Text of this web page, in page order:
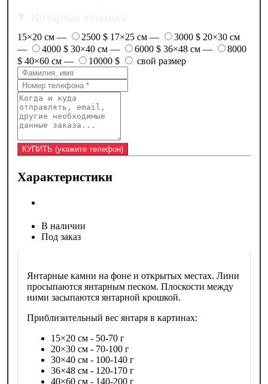
15×20 см — 2500 $ 17×25 см — 3000 $ 20×30 см
—
4000 $ 30×40 см — 6000 $ 36×48 см —
8000
$ 40×60 см — 10000 $ свой размер
Характеристики
В наличии
Под заказ
Янтарные камни на фоне и открытых местах. Лини
просыпаются янтарным песком. Плоскости между
ними засыпаются янтарной крошкой.
Приблизительный вес янтаря в картинах:
15×20 см - 50-70 г
20×30 см - 70-100 г
30×40 см - 100-140 г
36×48 см - 120-170 г
40×60 см - 140-200 г